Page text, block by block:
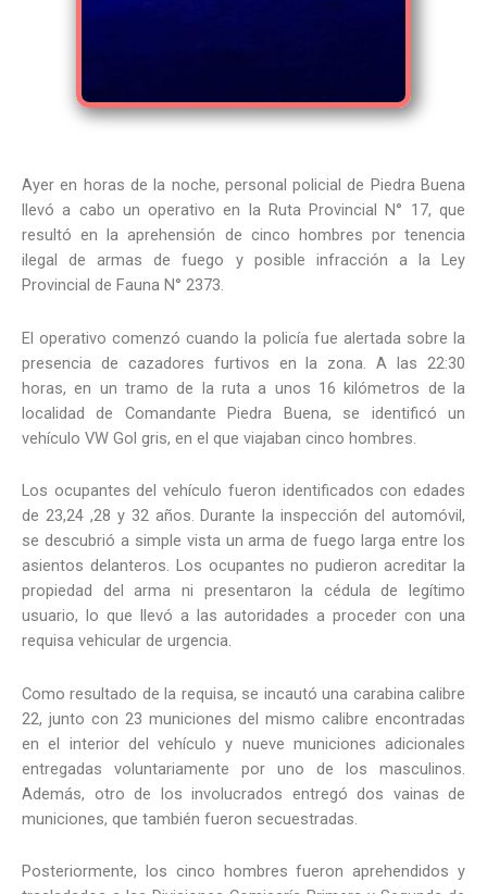
Ayer en horas de la noche, personal policial de Piedra Buena
llevó a cabo un operativo en la Ruta Provincial N° 17, que
resultó en la aprehensión de cinco hombres por tenencia
ilegal de armas de fuego y posible infracción a la Ley
Provincial de Fauna N° 2373.
El operativo comenzó cuando la policía fue alertada sobre la
presencia de cazadores furtivos en la zona. A las 22:30
horas, en un tramo de la ruta a unos 16 kilómetros de la
localidad de Comandante Piedra Buena, se identificó un
vehículo VW Gol gris, en el que viajaban cinco hombres.
Los ocupantes del vehículo fueron identificados con edades
de 23,24 ,28 y 32 años. Durante la inspección del automóvil,
se descubrió a simple vista un arma de fuego larga entre los
asientos delanteros. Los ocupantes no pudieron acreditar la
propiedad del arma ni presentaron la cédula de legítimo
usuario, lo que llevó a las autoridades a proceder con una
requisa vehicular de urgencia.
Como resultado de la requisa, se incautó una carabina calibre
22, junto con 23 municiones del mismo calibre encontradas
en el interior del vehículo y nueve municiones adicionales
entregadas voluntariamente por uno de los masculinos.
Además, otro de los involucrados entregó dos vainas de
municiones, que también fueron secuestradas.
Posteriormente, los cinco hombres fueron aprehendidos y